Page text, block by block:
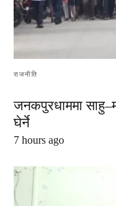
राजनीति
जनकपुरधाममा
घेर्ने
7 hours ago